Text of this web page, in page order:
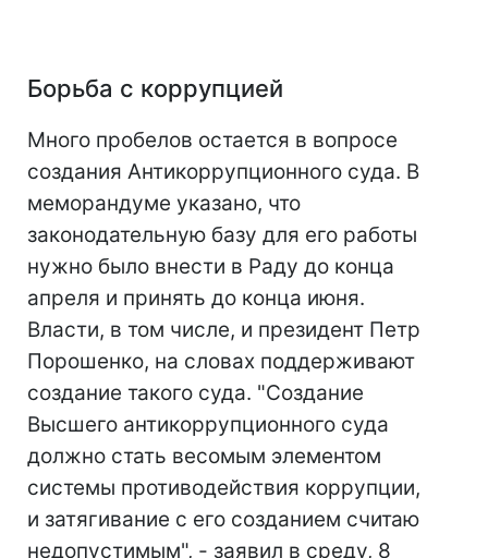
Борьба с коррупцией
Много пробелов остается в вопросе
создания Антикоррупционного суда. В
меморандуме указано, что
законодательную базу для его работы
нужно было внести в Раду до конца
апреля и принять до конца июня.
Власти, в том числе, и президент Петр
Порошенко, на словах поддерживают
создание такого суда. "Создание
Высшего антикоррупционного суда
должно стать весомым элементом
системы противодействия коррупции,
и затягивание с его созданием считаю
недопустимым", - заявил в среду, 8